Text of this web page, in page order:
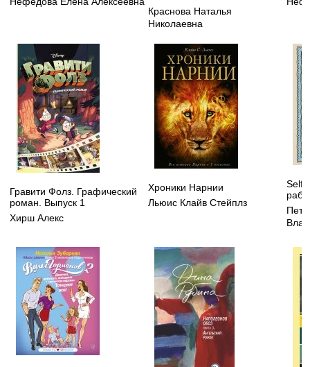
Краснова Наталья
Николаевна
Гравити Фолз. Графический
роман. Выпуск 1
Хирш Алекс
Хроники Нарнии
Льюис Клайв Стейплз